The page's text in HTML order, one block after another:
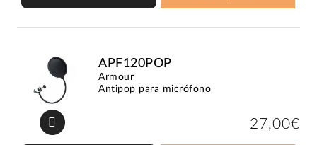
APF120POP
Armour
Antipop para micrófono
27,00€